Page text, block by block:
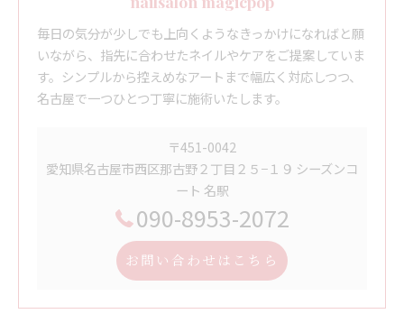
毎日の気分が少しでも上向くようなきっかけになればと願
いながら、指先に合わせたネイルやケアをご提案していま
す。シンプルから控えめなアートまで幅広く対応しつつ、
名古屋で一つひとつ丁寧に施術いたします。
〒451-0042
愛知県名古屋市西区那古野２丁目２５−１９ シーズンコ
ート 名駅
090-8953-2072
お問い合わせはこちら